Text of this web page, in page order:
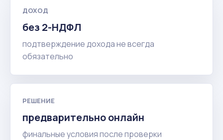
ДОХОД
без 2-НДФЛ
подтверждение дохода не всегда
обязательно
РЕШЕНИЕ
предварительно онлайн
финальные условия после проверки